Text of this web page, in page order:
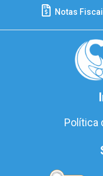
Notas
Política